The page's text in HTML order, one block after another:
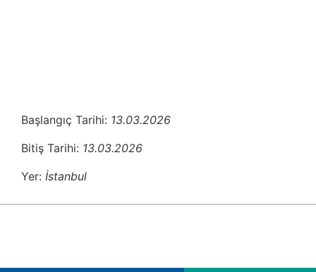
Başlangıç Tarihi: 13.03.2026
Bitiş Tarihi: 13.03.2026
Yer: İstanbul